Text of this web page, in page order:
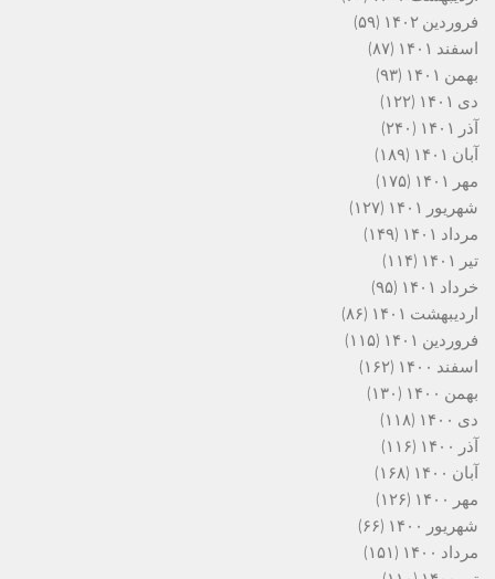
فروردین ۱۴۰۲
(۵۹)
اسفند ۱۴۰۱
(۸۷)
بهمن ۱۴۰۱
(۹۳)
دی ۱۴۰۱
(۱۲۲)
آذر ۱۴۰۱
(۲۴۰)
آبان ۱۴۰۱
(۱۸۹)
مهر ۱۴۰۱
(۱۷۵)
شهریور ۱۴۰۱
(۱۲۷)
مرداد ۱۴۰۱
(۱۴۹)
تیر ۱۴۰۱
(۱۱۴)
خرداد ۱۴۰۱
(۹۵)
اردیبهشت ۱۴۰۱
(۸۶)
فروردین ۱۴۰۱
(۱۱۵)
اسفند ۱۴۰۰
(۱۶۲)
بهمن ۱۴۰۰
(۱۳۰)
دی ۱۴۰۰
(۱۱۸)
آذر ۱۴۰۰
(۱۱۶)
آبان ۱۴۰۰
(۱۶۸)
مهر ۱۴۰۰
(۱۲۶)
شهریور ۱۴۰۰
(۶۶)
مرداد ۱۴۰۰
(۱۵۱)